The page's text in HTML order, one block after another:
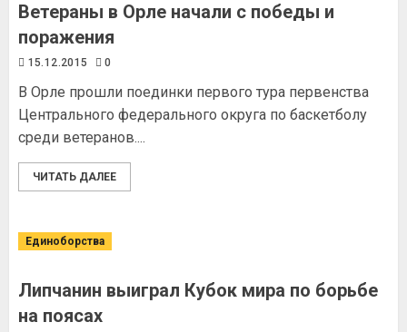
Ветераны в Орле начали с победы и
поражения
15.12.2015 0
В Орле прошли поединки первого тура первенства
Центрального федерального округа по баскетболу
среди ветеранов....
ЧИТАТЬ ДАЛЕЕ
Единоборства
Липчанин выиграл Кубок мира по борьбе
на поясах